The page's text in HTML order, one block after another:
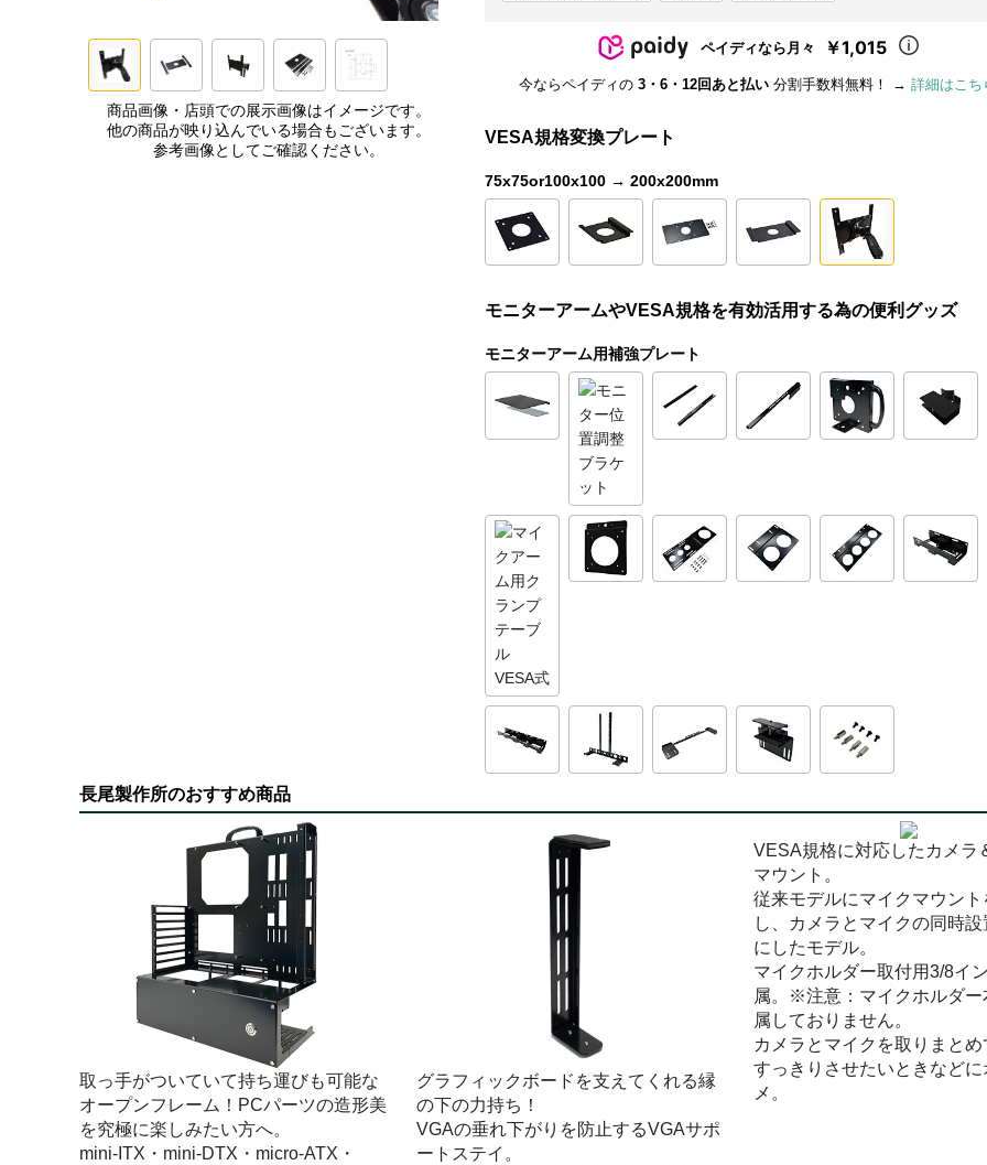
商品画像・店頭での展示画像はイメージです。
他の商品が映り込んでいる場合もございます。
参考画像としてご確認ください。
ペイディなら月々 ￥1,015
今ならペイディの 3・6・12回あと払い 分割手数料無料！ → 詳細はこち
VESA規格変換プレート
75x75or100x100 → 200x200mm
モニターアームやVESA規格を有効活用する為の便利グッズ
モニターアーム用補強プレート
長尾製作所のおすすめ商品
取っ手がついていて持ち運びも可能な
オープンフレーム！PCパーツの造形美
を究極に楽しみたい方へ。
mini-ITX・mini-DTX・micro-ATX・
グラフィックボードを支えてくれる縁
の下の力持ち！
VGAの垂れ下がりを防止するVGAサポ
ートステイ。
VESA規格に対応したカメラ
マウント。
従来モデルにマイクマウント
し、カメラとマイクの同時
にしたモデル。
マイクホルダー取付用3/8イ
属。※注意：マイクホルダー
属しておりません。
カメラとマイクを取りまと
すっきりさせたいときなどに
メ。